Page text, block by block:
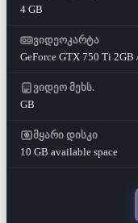
4 GB
ვიდეოკარტა
GeForce GTX 750 Ti
ვიდეო მეხს.
GB
მყარი დისკი
10 GB available space